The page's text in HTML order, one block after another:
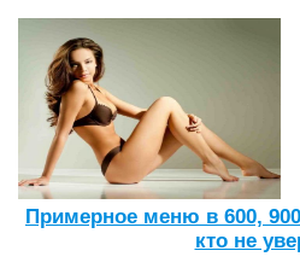
Примерное меню в 600,
кто не